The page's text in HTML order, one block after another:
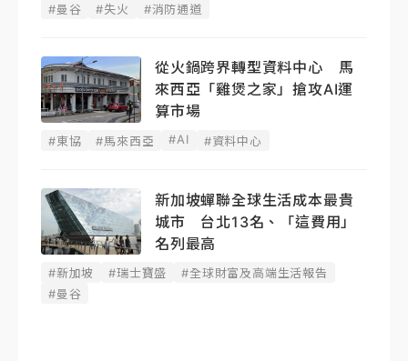
#曼谷 #失火 #消防通道
從火鍋跨界轉型資料中心 馬
來西亞「雞煲之家」搶攻AI運
算市場
#東協 #馬來西亞 #AI #資料中心
新加坡蟬聯全球生活成本最貴
城市 台北13名、「這費用」
名列最高
#新加坡 #瑞士寶盛
#全球財富及高端生活報告
#曼谷